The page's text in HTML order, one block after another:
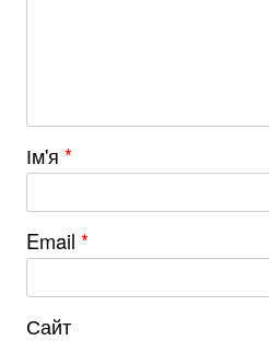
Ім'я *
Email *
Сайт